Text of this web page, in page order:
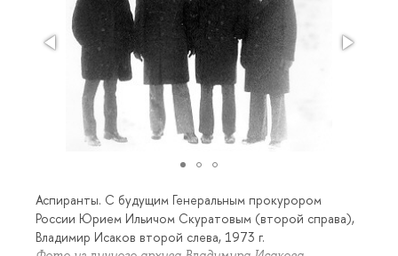
Аспиранты. С будущим Генеральным прокурором
России Юрием Ильичом Скуратовым (второй справа),
Владимир Исаков второй слева, 1973 г.